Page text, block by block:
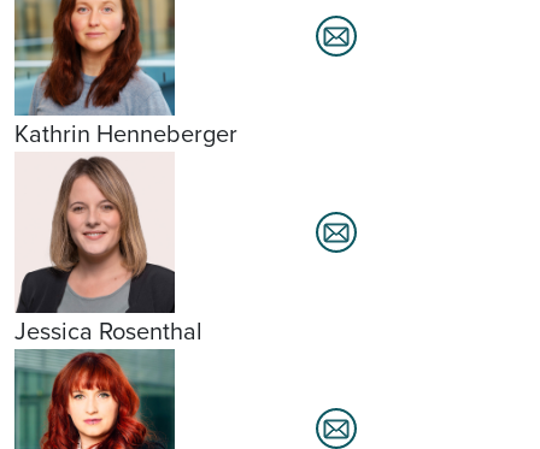
Kathrin Henneberger
Jessica Rosenthal